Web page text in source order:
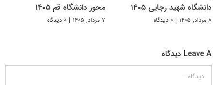
دانشگاه شهید رجایی ۱۴۰۵
۸ مرداد, ۱۴۰۵ | ۰ دیدگاه
محور دانشگاه قم ۱۴۰۵
۷ مرداد, ۱۴۰۵ | ۰ دیدگاه
Leave A دیدگاه
دیدگاه